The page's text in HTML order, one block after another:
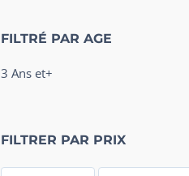
FILTRÉ PAR AGE
3 Ans et+
FILTRER PAR PRIX